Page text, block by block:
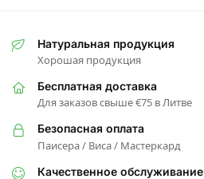
Натуральная продукция
Хорошая продукция
Бесплатная доставка
Для заказов свыше €75 в Литве
Безопасная оплата
Паисера / Виса / Мастеркард
Качественное обслуживание